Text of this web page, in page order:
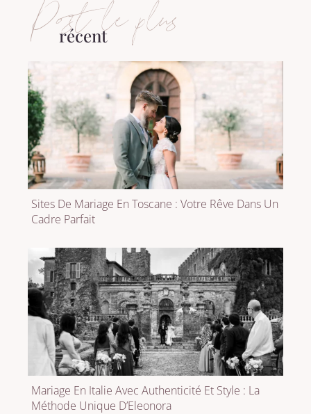
Post le plus
récent
Sites De Mariage En Toscane : Votre Rêve Dans Un
Cadre Parfait
Mariage En Italie Avec Authenticité Et Style : La
Méthode Unique D’Eleonora